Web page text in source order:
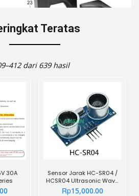
Teratas
dari 639 hasil
30A
Sensor Jarak HC-SR04 /
HCSR04 Ultrasonic Wave
Ranging Sensor Arduino
Rp15,000.00